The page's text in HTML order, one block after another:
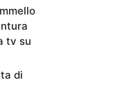
tv su
di